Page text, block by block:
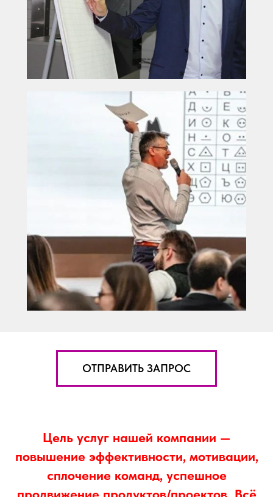
ОТПРАВИТЬ ЗАПРОС
Цель услуг нашей компании —
повышение эффективности, мотивации,
сплочение команд, успешное